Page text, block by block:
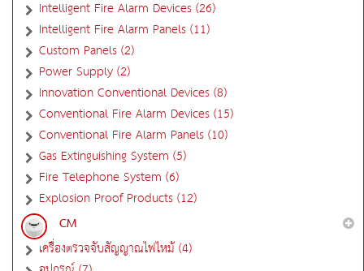
Intelligent Fire Alarm Devices (26)
Intelligent Fire Alarm Panels (11)
Custom Panels (2)
Power Supply (2)
Innovation Conventional Devices (8)
Conventional Fire Alarm Devices (15)
Conventional Fire Alarm Panels (10)
Gas Extinguishing System (5)
Fire Telephone System (6)
Explosion Proof Products (12)
CM
เครื่องตรวจจับสัญญาณไฟไหม้ (4)